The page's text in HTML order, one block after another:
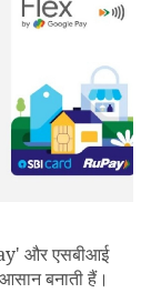
और एसबीआई
बनाती हैं।